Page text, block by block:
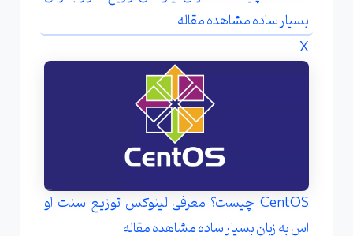
بسیار ساده مشاهده مقاله
X
CentOS چیست؟ معرفی لینوکس توزیع سنت او
اس به زبان بسیار ساده مشاهده مقاله